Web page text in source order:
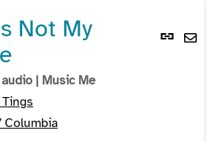
Lien
Not My
| Music Me
Columbia